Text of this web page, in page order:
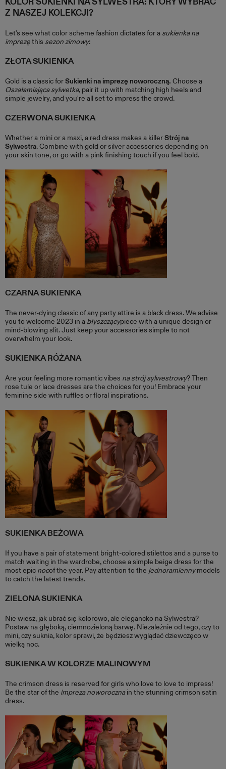
Z NASZEJ KOLEKCJI?
Let's see what color scheme fashion dictates for a sukienka na
imprezęthis sezon zimowy:
ZŁOTA SUKIENKA
Gold is a classic forSukienki na imprezę noworoczną. Choose a
Oszałamiająca sylwetka, pair it up with matching high heels and
simple jewelry, and you're all set to impress the crowd.
CZERWONA SUKIENKA
Whether a mini or a maxi, a red dress makes a killerStrój na
Sylwestra. Combine with gold or silver accessories depending on
your skin tone, or go with a pink finishing touch if you feel bold.
CZARNA SUKIENKA
The never-dying classic of any party attire is a black dress. We advise
you to welcome 2023 in a błyszczącypiece with a unique design or
mind-blowing slit. Just keep your accessories simple to not
overwhelm your look.
SUKIENKA RÓŻANA
Are your feeling more romantic vibes na strój sylwestrowy? Then
rose tule or lace dresses are the choices for you! Embrace your
feminine side with ruffles or floral inspirations.
SUKIENKA BEŻOWA
If you have a pair of statement bright-colored stilettos and a purse to
match waiting in the wardrobe, choose a simple beige dress for the
most epic nocof the year. Pay attention to the jednoramiennymodels
to catch the latest trends.
ZIELONA SUKIENKA
Nie wiesz, jak ubrać się kolorowo, ale elegancko na Sylwestra?
Postaw na głęboką, ciemnozieloną barwę. Niezależnie od tego, czy to
mini, czy suknia, kolor sprawi, że będziesz wyglądać dziewczęco w
wielką noc.
SUKIENKA W KOLORZE MALINOWYM
The crimson dress is reserved for girls who love to love to impress!
Be the star of the impreza noworocznain the stunning crimson satin
dress.